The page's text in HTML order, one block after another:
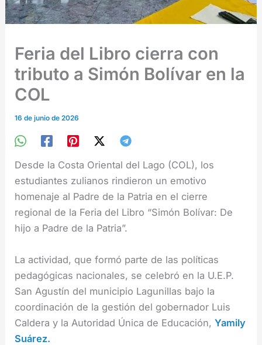
Feria del Libro cierra con
tributo a Simón Bolívar en la
COL
16 de junio de 2026
Desde la Costa Oriental del Lago (COL), los
estudiantes zulianos rindieron un emotivo
homenaje al Padre de la Patria en el cierre
regional de la Feria del Libro “Simón Bolívar: De
hijo a Padre de la Patria”.
La actividad, que formó parte de las políticas
pedagógicas nacionales, se celebró en la U.E.P.
San Agustín del municipio Lagunillas bajo la
coordinación de la gestión del gobernador Luis
Caldera y la Autoridad Única de Educación,Yamily
Suárez.